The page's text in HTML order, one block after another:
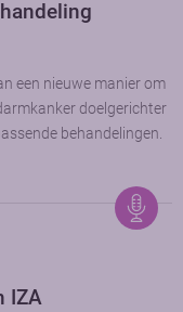
een nieuwe manier om
doelgerichter
behandelingen.
IZA